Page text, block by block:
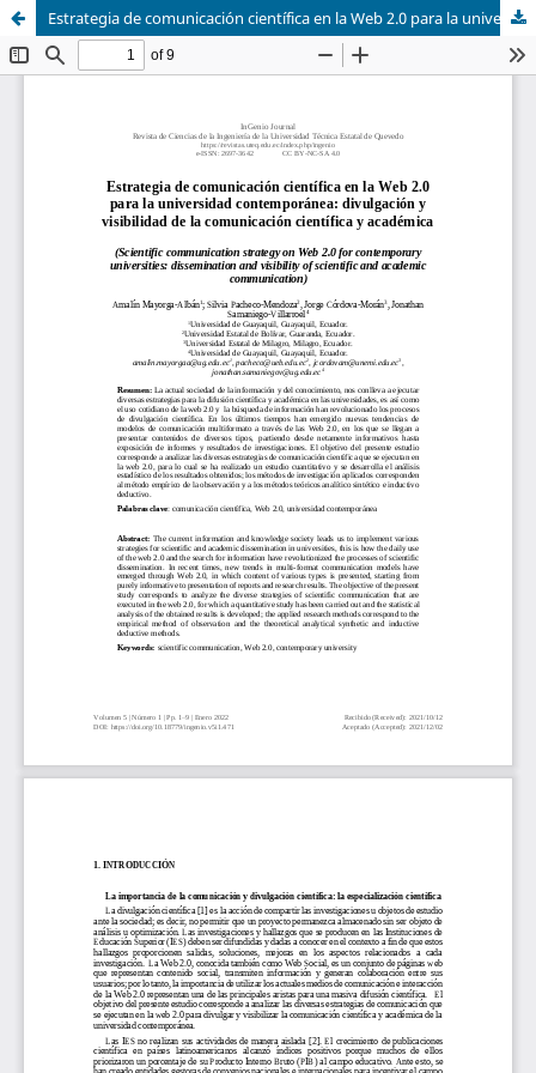
Estrategia de comunicación científica en la Web 2.0 para la universidad contemporánea: divulgación y visibilidad de la comunicación científica y académica